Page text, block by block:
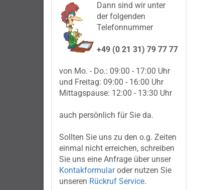
Dann sind wir unter
der folgenden
Telefonnummer
+49 (0 21 31) 79 77 77
von Mo. - Do.: 09:00 - 17:00 Uhr
und Freitag: 09:00 - 16:00 Uhr
Mittagspause: 12:00 - 13:30 Uhr
auch persönlich für Sie da.
Sollten Sie uns zu den o.g. Zeiten
einmal nicht erreichen, schreiben
Sie uns eine Anfrage über unser
Kontakformularoder nutzen Sie
unseren Rückruf Service.